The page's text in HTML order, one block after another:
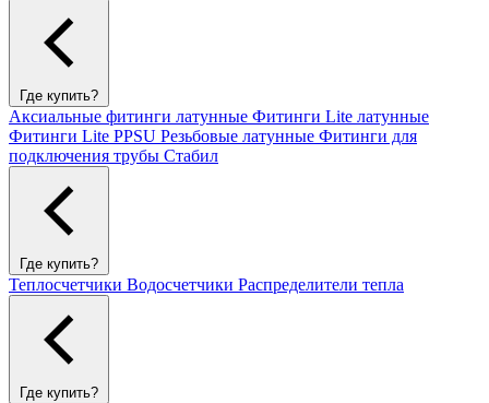
Где купить?
Аксиальные фитинги латунные Фитинги Lite латунные
Фитинги Lite PPSU Резьбовые латунные Фитинги для
подключения трубы Стабил
Где купить?
Теплосчетчики Водосчетчики Распределители тепла
Где купить?